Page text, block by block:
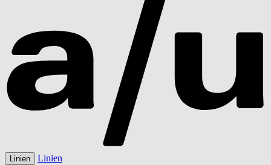
Linien
Linien